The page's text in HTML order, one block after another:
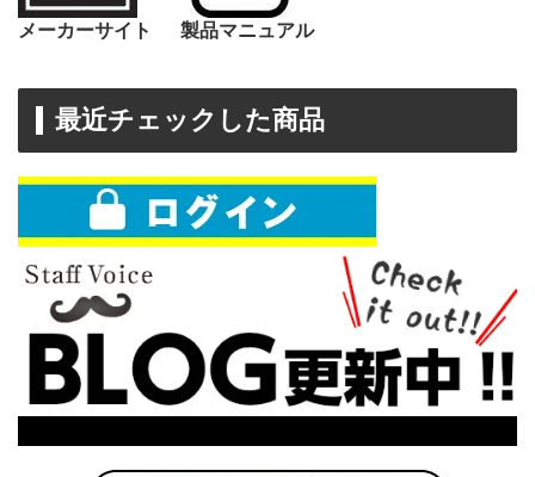
メーカーサイト 製品マニュアル
最近チェックした商品